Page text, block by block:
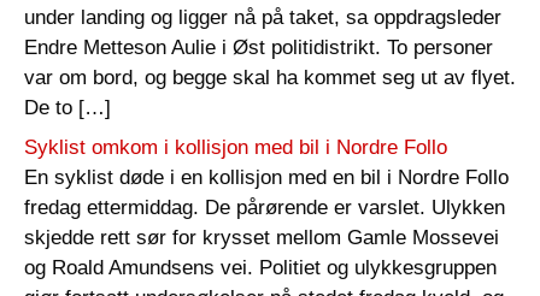
under landing og ligger nå på taket, sa oppdragsleder
Endre Metteson Aulie i Øst politidistrikt. To personer
var om bord, og begge skal ha kommet seg ut av flyet.
De to […]
Syklist omkom i kollisjon med bil i Nordre Follo
En syklist døde i en kollisjon med en bil i Nordre Follo
fredag ettermiddag. De pårørende er varslet. Ulykken
skjedde rett sør for krysset mellom Gamle Mossevei
og Roald Amundsens vei. Politiet og ulykkesgruppen